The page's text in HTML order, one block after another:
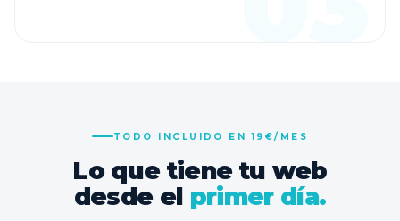
TODO INCLUIDO EN 19€/MES
Lo que tiene tu web
desde el primer día.